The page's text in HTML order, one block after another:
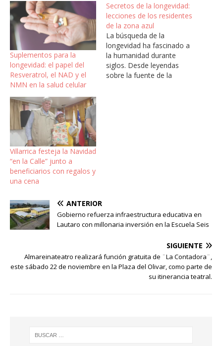
Suplementos para la
longevidad: el papel del
Resveratrol, el NAD y el
NMN en la salud celular
Secretos de la longevidad:
lecciones de los residentes
de la zona azul
La búsqueda de la
longevidad ha fascinado a
la humanidad durante
siglos. Desde leyendas
sobre la fuente de la
Villarrica festeja la Navidad
“en la Calle” junto a
beneficiarios con regalos y
una cena
ANTERIOR
Gobierno refuerza infraestructura educativa en
Lautaro con millonaria inversión en la Escuela Seis
SIGUIENTE
Almareinateatro realizará función gratuita de ¨La Contadora¨,
este sábado 22 de noviembre en la Plaza del Olivar, como parte de
su itinerancia teatral.